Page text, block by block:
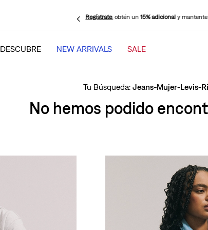
Regístrate, obtén un15% adicional y
DESCUBRE NEW ARRIVALS SALE
Jeans-Mujer-Levis-
No hemos podido
1.
501 mujer
2
jeans mujer levi
5.
505 hombre
chaqueta
jeans mujer 318
mujer 318